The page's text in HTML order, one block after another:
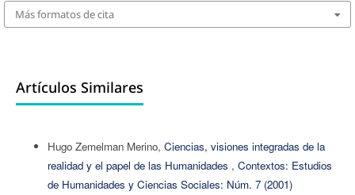
Más formatos de cita
Artículos Similares
Hugo Zemelman Merino, Ciencias, visiones integradas de la
realidad y el papel de las Humanidades , Contextos: Estudios
de Humanidades y Ciencias Sociales: Núm. 7 (2001)